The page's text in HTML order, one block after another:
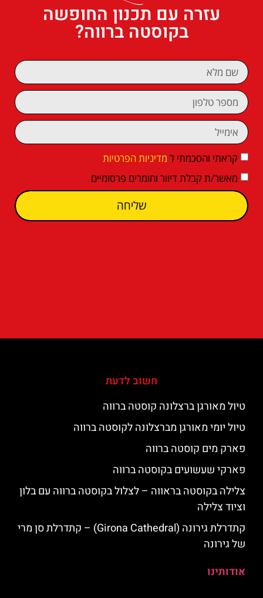
עזרה עם תכנון החופשה
בקוסטה ברווה?
קראתי והסכמתי ל מדיניות הפרטיות
מאשר/ת קבלת דיוור וחומרים פרסומיים
שליחה
חשוב לדעת
טיול מאורגן ברצלונה קוסטה ברווה
טיול יומי מאורגן מברצלונה לקוסטה ברווה
פארק מים קוסטה ברווה
פארקי שעשועים בקוסטה ברווה
צלילה בקוסטה בראווה – לצלול בקוסטה ברווה עם בלון
וציוד צלילה
קתדרלת גירונה (Girona Cathedral) – קתדרלת סן מרי
של גירונה
אודותינו